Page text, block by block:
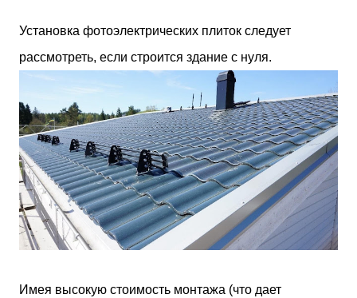
Установка фотоэлектрических плиток следует
рассмотреть, если строится здание с нуля.
Имея высокую стоимость монтажа (что дает